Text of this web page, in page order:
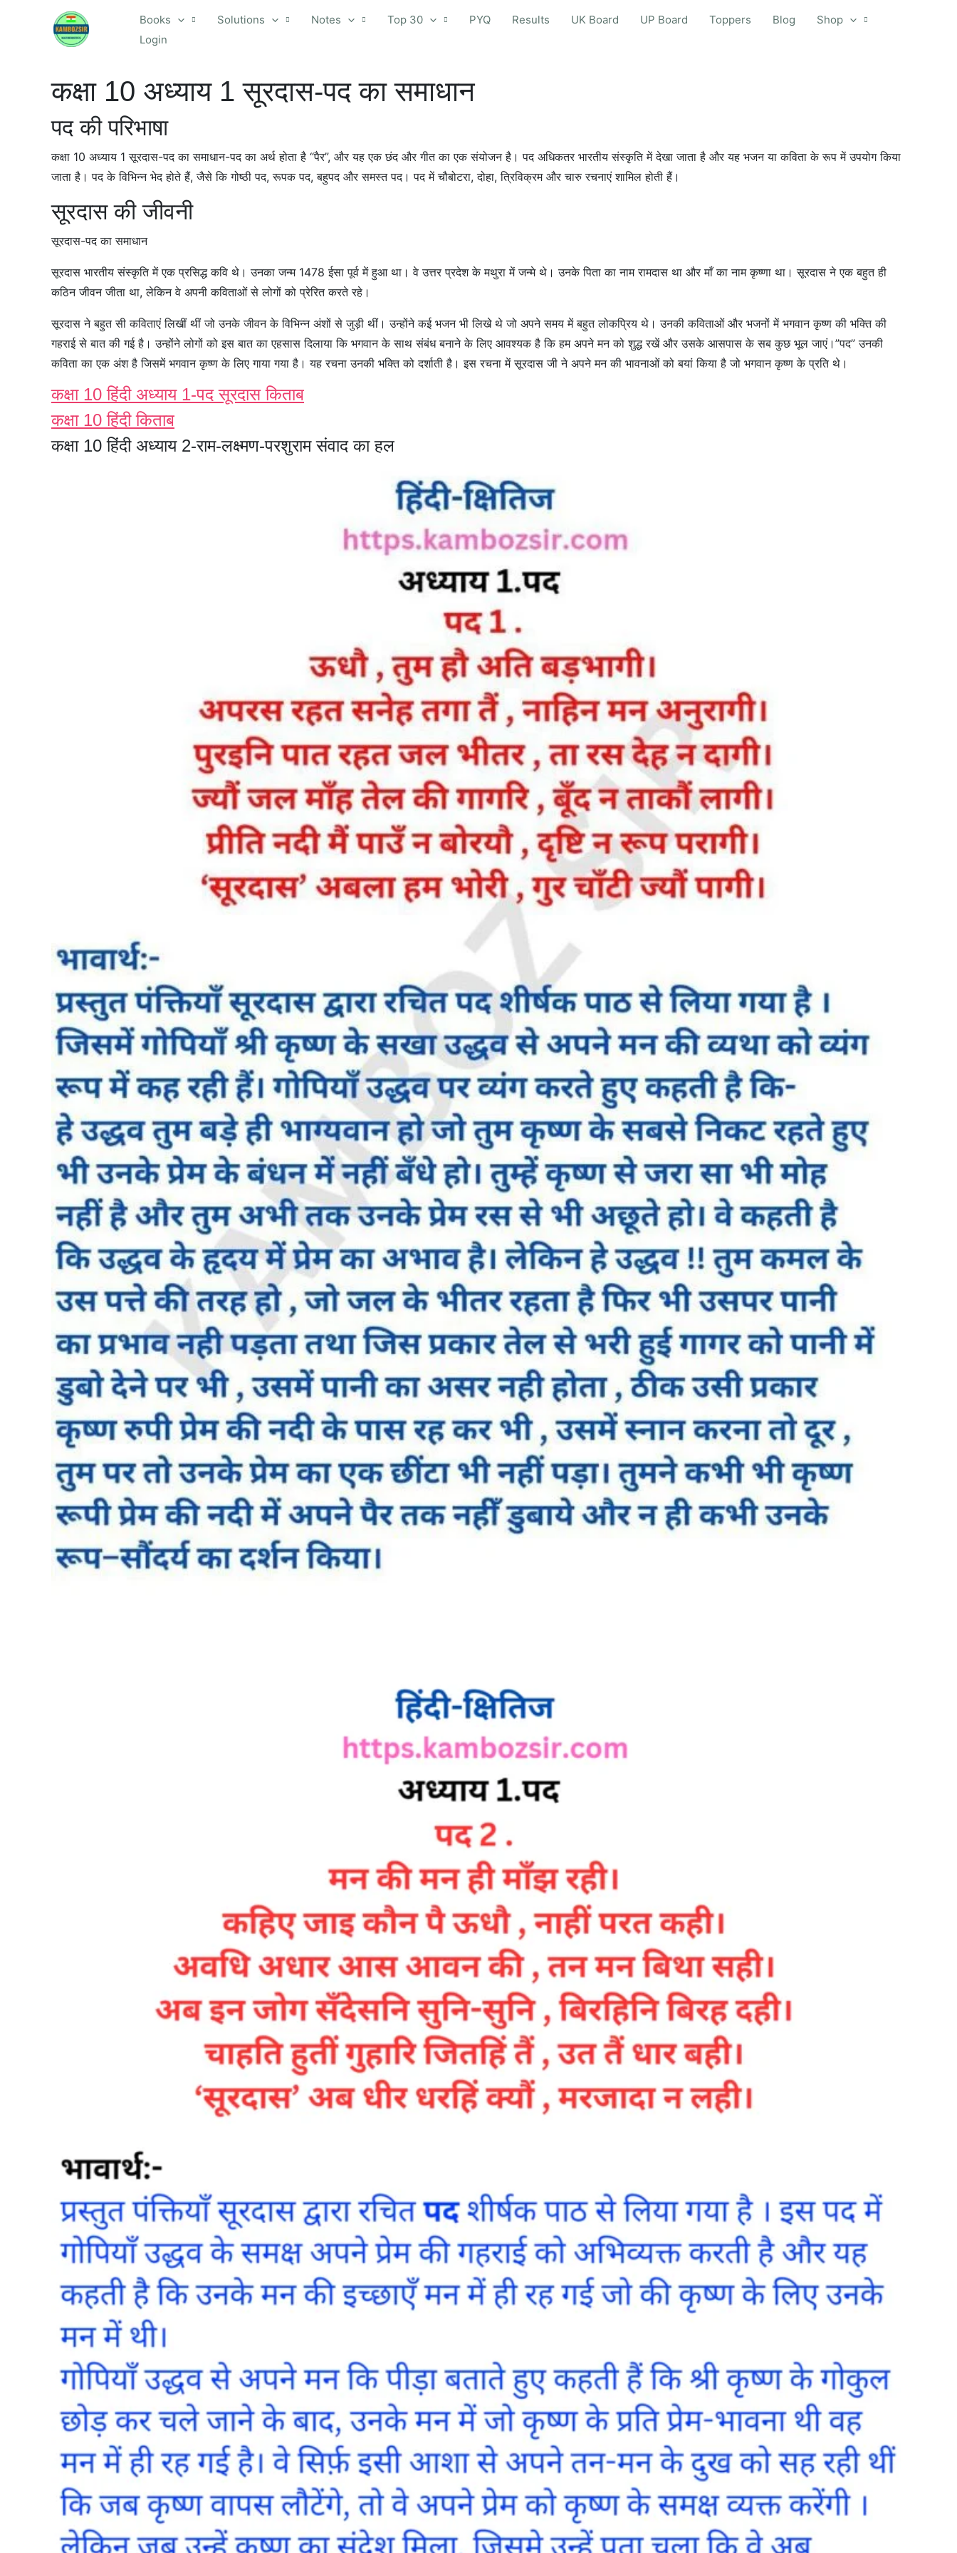
Books Solutions Notes Top 30 PYQ Results UK Board UP Board Toppers Blog
Shop
Login
कक्षा 10 अध्याय 1 सूरदास-पद का समाधान
पद की परिभाषा
कक्षा 10 अध्याय 1 सूरदास-पद का समाधान-पद का अर्थ होता है “पैर”, और यह एक छंद और गीत का एक संयोजन है। पद अधिकतर भारतीय संस्कृति में देखा जाता है और यह भजन या कविता के रूप में उपयोग किया
जाता है। पद के विभिन्न भेद होते हैं, जैसे कि गोष्ठी पद, रूपक पद, बहुपद और समस्त पद। पद में चौबोटरा, दोहा, त्रिविक्रम और चारु रचनाएं शामिल होती हैं।
सूरदास की जीवनी
सूरदास-पद का समाधान
सूरदास भारतीय संस्कृति में एक प्रसिद्ध कवि थे। उनका जन्म 1478 ईसा पूर्व में हुआ था। वे उत्तर प्रदेश के मथुरा में जन्मे थे। उनके पिता का नाम रामदास था और माँ का नाम कृष्णा था। सूरदास ने एक बहुत ही
कठिन जीवन जीता था, लेकिन वे अपनी कविताओं से लोगों को प्रेरित करते रहे।
सूरदास ने बहुत सी कविताएं लिखीं थीं जो उनके जीवन के विभिन्न अंशों से जुड़ी थीं। उन्होंने कई भजन भी लिखे थे जो अपने समय में बहुत लोकप्रिय थे। उनकी कविताओं और भजनों में भगवान कृष्ण की भक्ति की
गहराई से बात की गई है। उन्होंने लोगों को इस बात का एहसास दिलाया कि भगवान के साथ संबंध बनाने के लिए आवश्यक है कि हम अपने मन को शुद्ध रखें और उसके आसपास के सब कुछ भूल जाएं।”पद” उनकी
कविता का एक अंश है जिसमें भगवान कृष्ण के लिए गाया गया है। यह रचना उनकी भक्ति को दर्शाती है। इस रचना में सूरदास जी ने अपने मन की भावनाओं को बयां किया है जो भगवान कृष्ण के प्रति थे।
कक्षा 10 हिंदी अध्याय 1-पद सूरदास किताब
कक्षा 10 हिंदी किताब
कक्षा 10 हिंदी अध्याय 2-राम-लक्ष्मण-परशुराम संवाद का हल